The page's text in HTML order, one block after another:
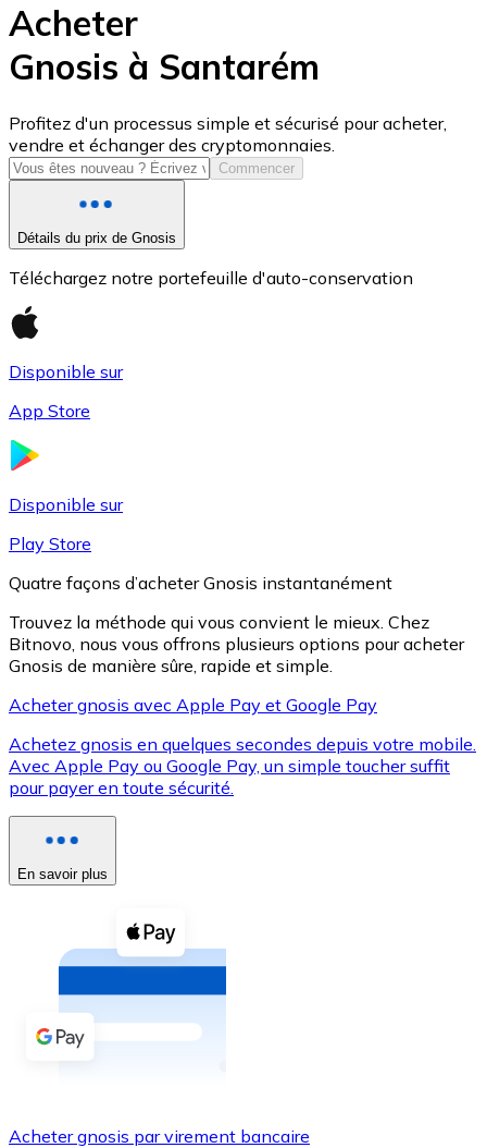
USD Coin
USDC
XRP
XRP
Voir toutes
Coupons crypto
Achetez des cryptomonnaies en espèces et d'autres
Acheter avec espèces
Virement SEPA
Acheter
Gnosis à Santarém
Profitez d'un processus simple et sécurisé pour acheter,
vendre et échanger des cryptomonnaies.
Commencer
Détails du prix de Gnosis
Téléchargez notre portefeuille d'auto-conservation
Disponible sur
App Store
Disponible sur
Play Store
Quatre façons d’acheter Gnosis instantanément
Trouvez la méthode qui vous convient le mieux. Chez
Bitnovo, nous vous offrons plusieurs options pour acheter
Gnosis de manière sûre, rapide et simple.
Acheter gnosis avec Apple Pay et Google Pay
Achetez gnosis en quelques secondes depuis votre mobile.
Avec Apple Pay ou Google Pay, un simple toucher suffit
pour payer en toute sécurité.
En savoir plus
Acheter gnosis par virement bancaire